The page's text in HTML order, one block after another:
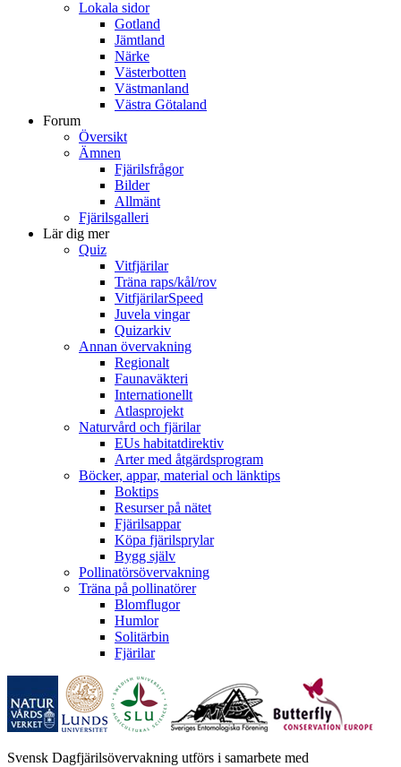
Lokala sidor
Gotland
Jämtland
Närke
Västerbotten
Västmanland
Västra Götaland
Forum
Översikt
Ämnen
Fjärilsfrågor
Bilder
Allmänt
Fjärilsgalleri
Lär dig mer
Quiz
Vitfjärilar
Träna raps/kål/rov
VitfjärilarSpeed
Juvela vingar
Quizarkiv
Annan övervakning
Regionalt
Faunaväkteri
Internationellt
Atlasprojekt
Naturvård och fjärilar
EUs habitatdirektiv
Arter med åtgärdsprogram
Böcker, appar, material och länktips
Boktips
Resurser på nätet
Fjärilsappar
Köpa fjärilsprylar
Bygg själv
Pollinatörsövervakning
Träna på pollinatörer
Blomflugor
Humlor
Solitärbin
Fjärilar
Svensk Dagfjärilsövervakning utförs i samarbete med